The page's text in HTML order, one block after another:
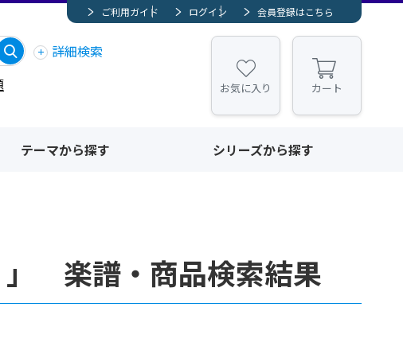
ご利用ガイド ログイン 会員登録はこちら
詳細検索
お気に入り カート
テーマから探す シリーズから探す
」 楽譜・商品検索結果